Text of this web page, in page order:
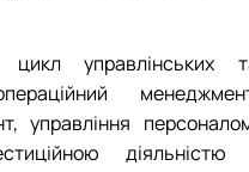
управлінських
управління